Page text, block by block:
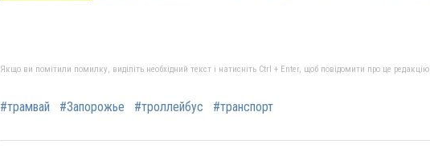
Якщо ви помітили помилку, виділіть необхідний текст і натисніть Ctrl + Enter, щоб повідомити про це редакцію
#трамвай #Запорожье #троллейбус #транспорт